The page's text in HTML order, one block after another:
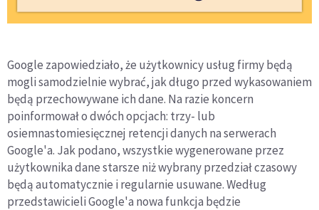
Google zapowiedziało, że użytkownicy usług firmy będą
mogli samodzielnie wybrać, jak długo przed wykasowaniem
będą przechowywane ich dane. Na razie koncern
poinformował o dwóch opcjach: trzy- lub
osiemnastomiesięcznej retencji danych na serwerach
Google'a. Jak podano, wszystkie wygenerowane przez
użytkownika dane starsze niż wybrany przedział czasowy
będą automatycznie i regularnie usuwane. Według
przedstawicieli Google'a nowa funkcja będzie